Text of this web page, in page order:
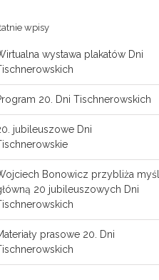
wpisy
wystawa plakatów Dni
20. Dni Tischnerowskich
jubileuszowe Dni
Bonowicz przybliża myśl
20 jubileuszowych Dni
prasowe 20. Dni